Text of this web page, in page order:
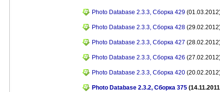
Photo Database 2.3.3, Сборка 429
Photo Database 2.3.3, Сборка 428
Photo Database 2.3.3, Сборка 427
Photo Database 2.3.3, Сборка 426
Photo Database 2.3.3, Сборка 420
Photo Database 2.3.2, Сборка 375